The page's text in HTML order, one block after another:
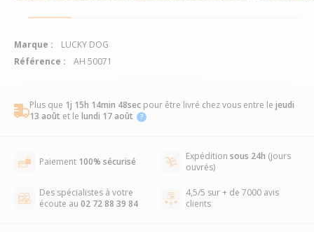
Plus que 1j 15h 14min 47sec pour être livré chez vous entre le jeudi
13 août et le lundi 17 août
Paiement 100% sécurisé Expédition sous 24h (jours
ouvrés)
Des spécialistes à votre
écoute au 02 72 88 39 84
4,5/5 sur + de 7000 avis
clients
Marque :
LUCKY DOG
Référence :
AH 50071